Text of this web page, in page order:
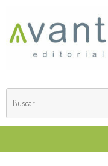
contenido